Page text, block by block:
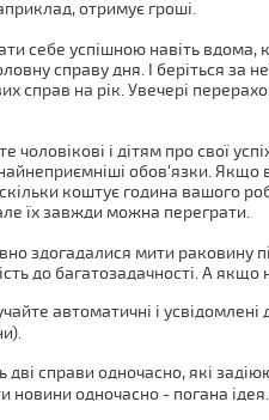
отримує гроші.
себе успішною навіть вдома,
справу дня. І беріться
справ на рік. Увечері
чоловікові і дітям про свої
обов'язки.
коштує година вашого
їх завжди можна переграти.
здогадалися мити раковину
до багатозадачності. А якщо
автоматичні і усвідомлені
дві справи одночасно, які
новини одночасно - погана ідея.